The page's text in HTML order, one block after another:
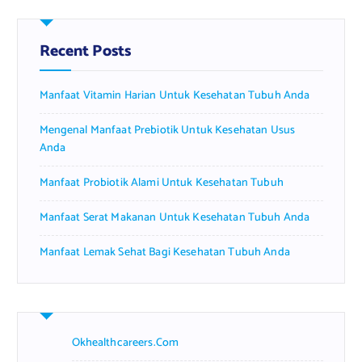
h
f
o
:
Recent Posts
Manfaat Vitamin Harian Untuk Kesehatan Tubuh Anda
Mengenal Manfaat Prebiotik Untuk Kesehatan Usus
Anda
Manfaat Probiotik Alami Untuk Kesehatan Tubuh
Manfaat Serat Makanan Untuk Kesehatan Tubuh Anda
Manfaat Lemak Sehat Bagi Kesehatan Tubuh Anda
Okhealthcareers.com